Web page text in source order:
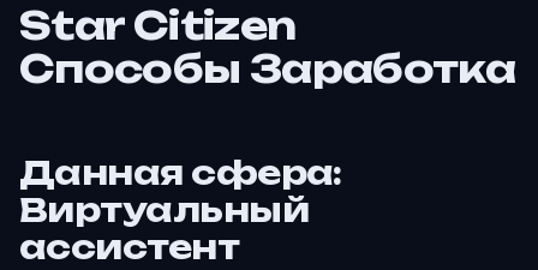
Star Citizen
Способы Заработка
Данная сфера:
Виртуальный
ассистент